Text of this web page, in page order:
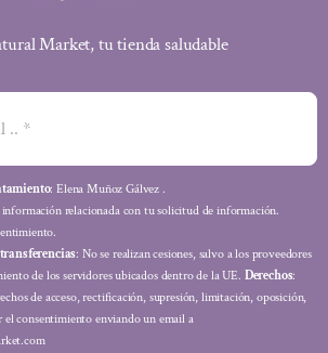
Market, tu tienda saludable
: Elena Muñoz Gálvez .
relacionada con tu solicitud de información.
: No se realizan cesiones, salvo a los proveedores
de los servidores ubicados dentro de la UE. Derechos:
de acceso, rectificación, supresión, limitación, oposición,
consentimiento enviando un email a